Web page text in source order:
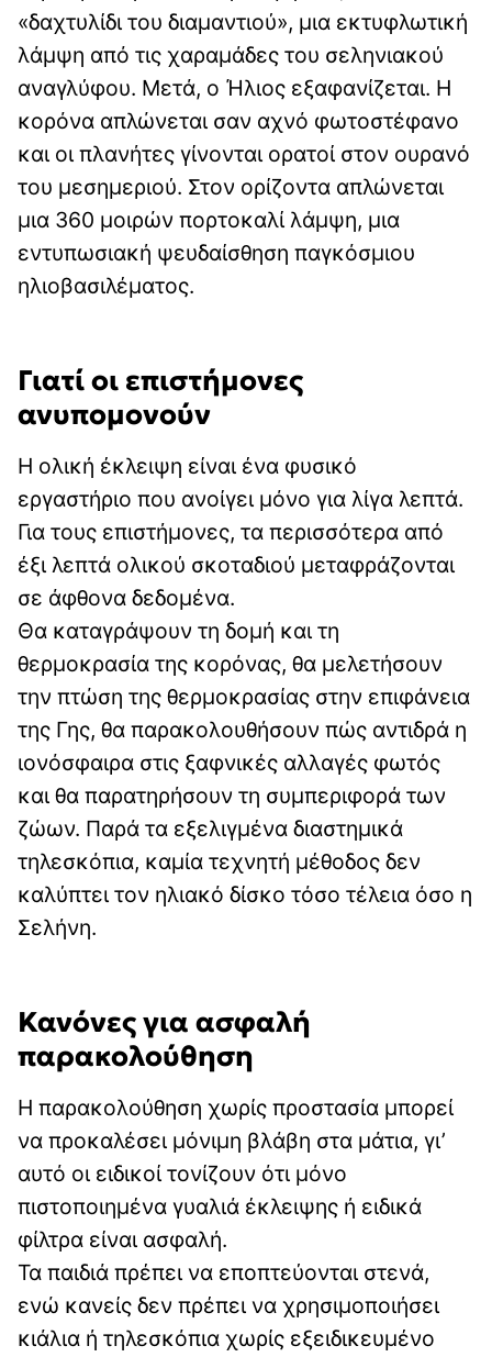
«δαχτυλίδι του διαμαντιού», μια εκτυφλωτική
λάμψη από τις χαραμάδες του σεληνιακού
αναγλύφου. Μετά, ο Ήλιος εξαφανίζεται. Η
κορόνα απλώνεται σαν αχνό φωτοστέφανο
και οι πλανήτες γίνονται ορατοί στον ουρανό
του μεσημεριού. Στον ορίζοντα απλώνεται
μια 360 μοιρών πορτοκαλί λάμψη, μια
εντυπωσιακή ψευδαίσθηση παγκόσμιου
ηλιοβασιλέματος.
Γιατί οι επιστήμονες
ανυπομονούν
Η ολική έκλειψη είναι ένα φυσικό
εργαστήριο που ανοίγει μόνο για λίγα λεπτά.
Για τους επιστήμονες, τα περισσότερα από
έξι λεπτά ολικού σκοταδιού μεταφράζονται
σε άφθονα δεδομένα.
Θα καταγράψουν τη δομή και τη
θερμοκρασία της κορόνας, θα μελετήσουν
την πτώση της θερμοκρασίας στην επιφάνεια
της Γης, θα παρακολουθήσουν πώς αντιδρά η
ιονόσφαιρα στις ξαφνικές αλλαγές φωτός
και θα παρατηρήσουν τη συμπεριφορά των
ζώων. Παρά τα εξελιγμένα διαστημικά
τηλεσκόπια, καμία τεχνητή μέθοδος δεν
καλύπτει τον ηλιακό δίσκο τόσο τέλεια όσο η
Σελήνη.
Κανόνες για ασφαλή
παρακολούθηση
Η παρακολούθηση χωρίς προστασία μπορεί
να προκαλέσει μόνιμη βλάβη στα μάτια, γι’
αυτό οι ειδικοί τονίζουν ότι μόνο
πιστοποιημένα γυαλιά έκλειψης ή ειδικά
φίλτρα είναι ασφαλή.
Τα παιδιά πρέπει να εποπτεύονται στενά,
ενώ κανείς δεν πρέπει να χρησιμοποιήσει
κιάλια ή τηλεσκόπια χωρίς εξειδικευμένο